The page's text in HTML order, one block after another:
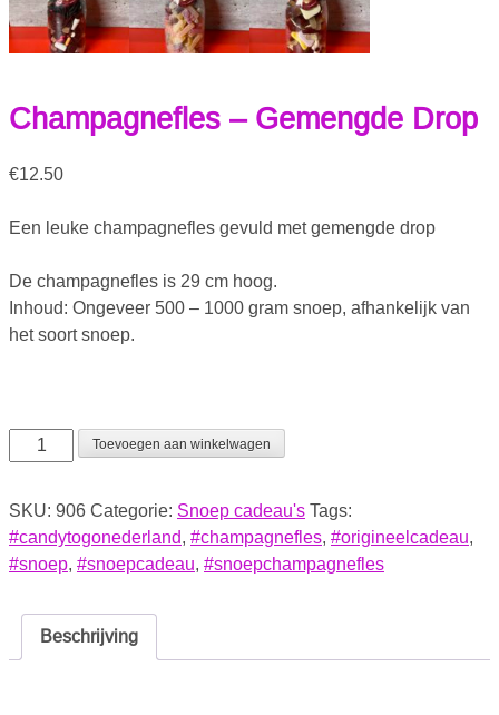
Champagnefles – Gemengde Drop
€12.50
Een leuke champagnefles gevuld met gemengde drop
De champagnefles is 29 cm hoog.
Inhoud: Ongeveer 500 – 1000 gram snoep, afhankelijk van
het soort snoep.
Toevoegen aan winkelwagen
SKU: 906 Categorie: Snoep cadeau's Tags:
#candytogonederland, #champagnefles, #origineelcadeau,
#snoep, #snoepcadeau, #snoepchampagnefles
Beschrijving